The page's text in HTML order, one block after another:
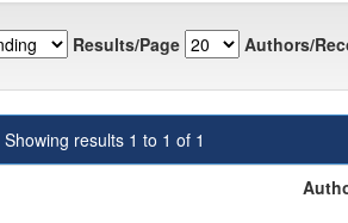
Results/Page Authors/
Showing results 1 to 1 of 1